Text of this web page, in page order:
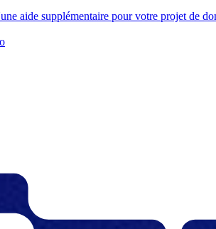
aide supplémentaire pour votre projet de